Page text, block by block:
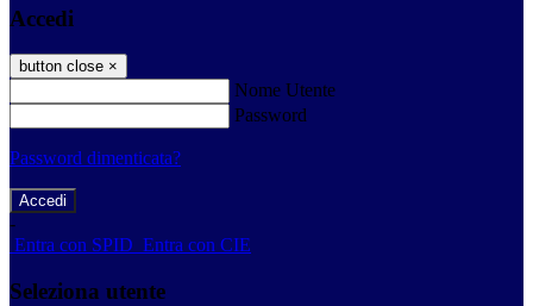
Accedi
button close ×
Nome Utente
Password
Password dimenticata?
-
Entra con SPID Entra con CIE
Seleziona utente